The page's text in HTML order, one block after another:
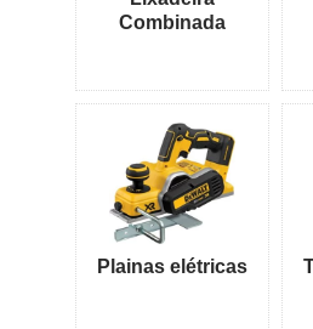
Combinada
Plainas elétricas